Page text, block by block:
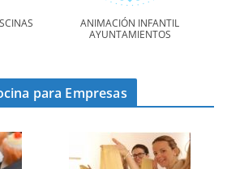
ANIMACIÓN INFANTIL
AYUNTAMIENTOS
para Empresas